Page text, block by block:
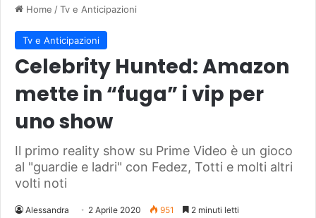
Home /Tv e Anticipazioni
Tv e Anticipazioni
Celebrity Hunted: Amazon
mette in “fuga” i vip per
uno show
Il primo reality show su Prime Video è un gioco
al "guardie e ladri" con Fedez, Totti e molti altri
volti noti
Alessandra 2 Aprile 2020 951 2 minuti letti